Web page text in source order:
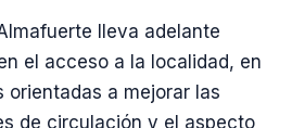
lleva adelante
el acceso a la localidad, en
orientadas a mejorar las
de circulación y el aspecto